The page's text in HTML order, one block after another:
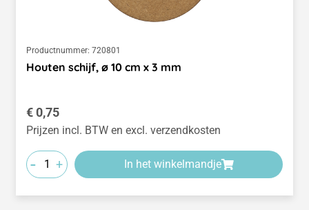
Productnummer: 720801
Houten schijf, ø 10 cm x 3 mm
Normale prijs:
€ 0,75
Prijzen incl. BTW en excl. verzendkosten
- + In het winkelmandje